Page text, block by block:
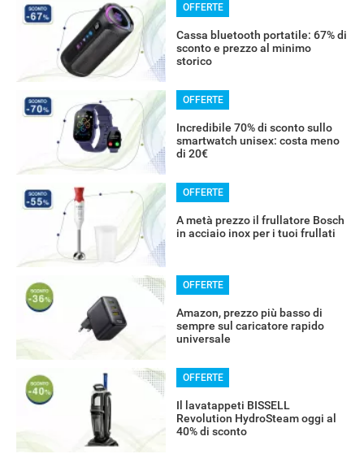
OFFERTE
Cassa bluetooth portatile: 67% di
sconto e prezzo al minimo
storico
OFFERTE
Incredibile 70% di sconto sullo
smartwatch unisex: costa meno
di 20€
OFFERTE
A metà prezzo il frullatore Bosch
in acciaio inox per i tuoi frullati
OFFERTE
Amazon, prezzo più basso di
sempre sul caricatore rapido
universale
OFFERTE
Il lavatappeti BISSELL
Revolution HydroSteam oggi al
40% di sconto